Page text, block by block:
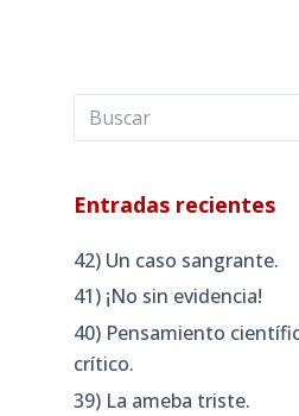
Entradas recientes
42) Un caso sangrante.
41) ¡No sin evidencia!
40) Pensamiento
crítico.
39) La ameba triste.